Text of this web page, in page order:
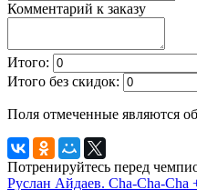
Комментарий к заказу
Итого:
Итого без скидок:
Поля отмеченные являются
Потренируйтесь перед
Руслан Айдаев. Cha-Cha-Cha